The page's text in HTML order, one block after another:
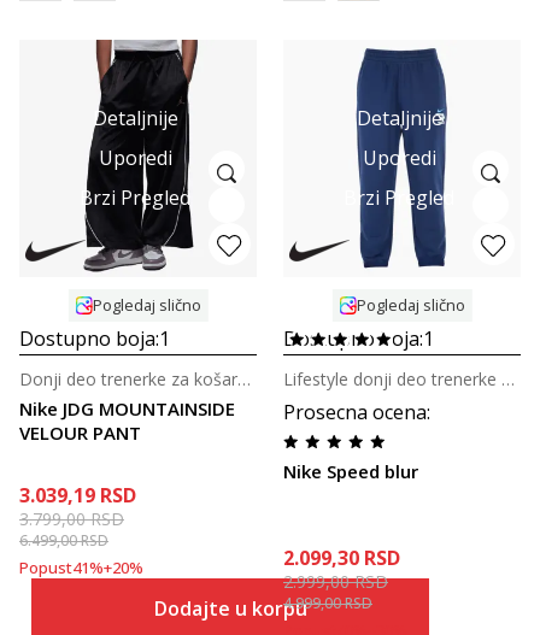
Detaljnije
Uporedi
Brzi Pregled
Pogledaj slično
Dostupno boja:1
Nike JDG MOUNTAINSIDE
VELOUR PANT
Donji deo trenerke za košarku za tinejdžerke
3.039,19 RSD
3.799,00RSD
6.499,00RSD
Popust41%+20%
Dodajte u korpu
Detaljnije
Uporedi
Brzi Pregled
Pogledaj slično
Dostupno boja:1
Prosecna ocena:
Nike Speed blur
Lifestyle donji deo trenerke za tinejdžere
2.099,30 RSD
2.999,00RSD
4.999,00RSD